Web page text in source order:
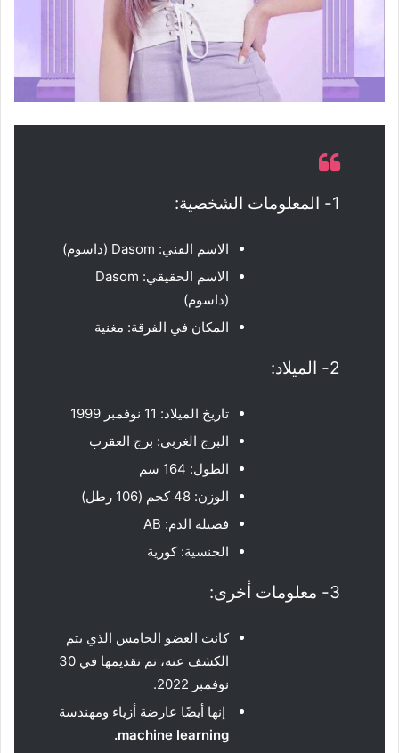
1- المعلومات الشخصية:
الاسم الفني: Dasom (داسوم)
الاسم الحقيقي: Dasom
(داسوم)
المكان في الفرقة: مغنية
2- الميلاد:
تاريخ الميلاد: 11 نوفمبر 1999
البرج الغربي: برج العقرب
الطول: 164 سم
الوزن: 48 كجم (106 رطل)
فصيلة الدم: AB
الجنسية: كورية
3- معلومات أخرى:
كانت العضو الخامس الذي يتم
الكشف عنه، تم تقديمها في 30
نوفمبر 2022.
إنها أيضًا عارضة أزياء ومهندسة
machine learning
.